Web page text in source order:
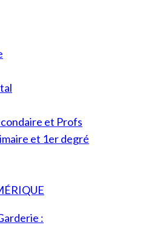
et Profs
et 1er degré
: